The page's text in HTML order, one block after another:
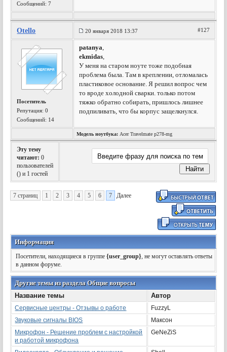
Сообщений: 7
Otello 20 января 2018 13:37 #127
Посетитель
Репутация:0
Сообщений: 14
patanya,
ekmidas,
У меня на старом ноуте тоже подобная
проблема была. Там в креплении, отломалась
пластиковое основание. Я решил вопрос чем
то вроде холодной сварки. только потом
тяжко обратно собирать, пришлось лишнее
подпиливать, что бы корпус защелкнулся.
Модель ноутбука: Acer Travelmate p278-mg
Эту тему
читают: 0
пользователей
() и 1 гостей
7 страниц 1 2 3 4 5 6 7 Далее
Информация
Посетители, находящиеся в группе{user_group}, не могут оставлять ответы
в данном форуме.
Другие темы из раздела Общие вопросы
Название темы
Автор
Сервисные центры - Отзывы о работе
FuzzyL
Звуковые сигналы BIOS
Максон
Микрофон - Решение проблем с настройкой
и работой микрофона
GeNeZiS